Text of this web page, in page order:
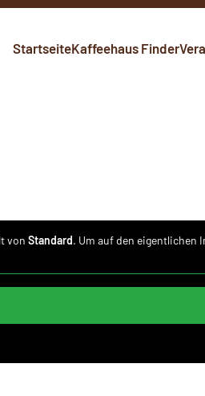
StartseiteKaffeehaus Finder
von Standard. Um auf den eigentlichen